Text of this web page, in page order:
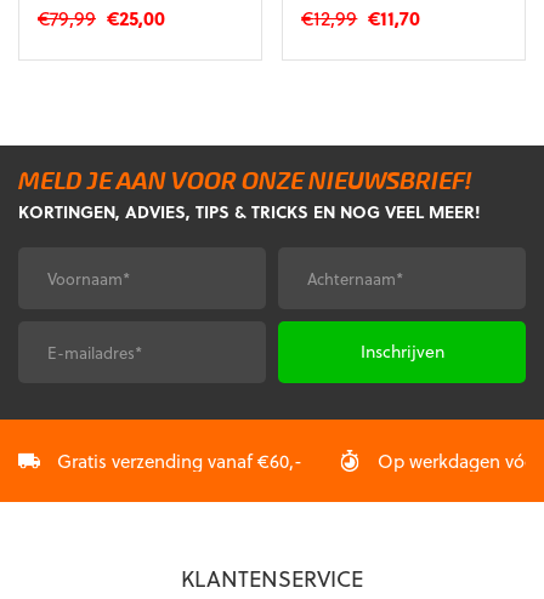
€79,99 Oorspronkelijke
€25,00Huidige
€12,99 Oorspronkelijke
€11,70Huidige
MELD JE AAN VOOR ONZE NIEUWSBRIEF!
KORTINGEN, ADVIES, TIPS & TRICKS EN NOG VEEL MEER!
Voornaam* Achternaam*
Gratis verzending vanaf €60,- Op werkdagen
KLANTENSERVICE